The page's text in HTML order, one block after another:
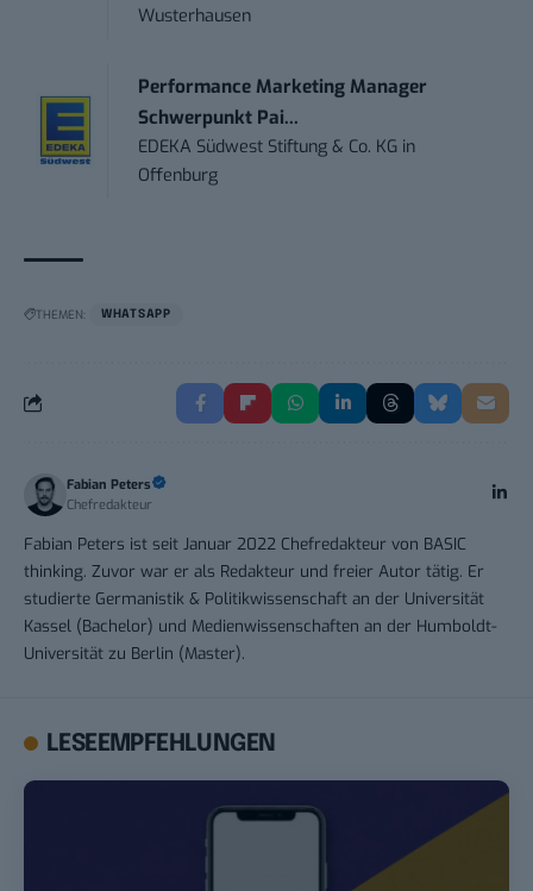
Wusterhausen
Performance Marketing Manager
Schwerpunkt Pai...
EDEKA Südwest Stiftung & Co. KG in
Offenburg
THEMEN: WHATSAPP
Fabian Peters
Chefredakteur
Fabian Peters ist seit Januar 2022 Chefredakteur von BASIC
thinking. Zuvor war er als Redakteur und freier Autor tätig. Er
studierte Germanistik & Politikwissenschaft an der Universität
Kassel (Bachelor) und Medienwissenschaften an der Humboldt-
Universität zu Berlin (Master).
LESEEMPFEHLUNGEN